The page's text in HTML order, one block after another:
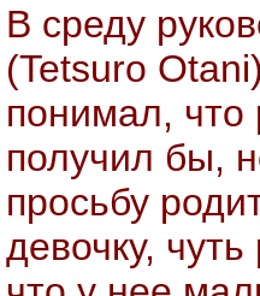
В среду
(Tetsuro
понимал, что
получил бы,
просьбу
девочку,